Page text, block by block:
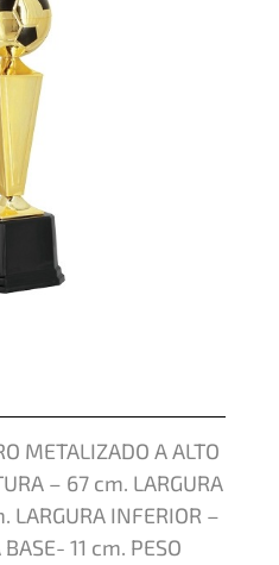
METALIZADO A ALTO
– 67 cm. LARGURA
LARGURA INFERIOR –
11 cm. PESO